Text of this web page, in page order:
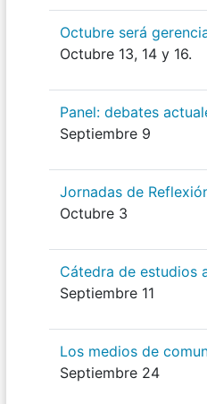
Octubre será
Octubre 13, 14 y 16.
Panel: debates
Septiembre 9
Jornadas de
Octubre 3
Cátedra de estudios
Septiembre 11
Los medios de
Septiembre 24